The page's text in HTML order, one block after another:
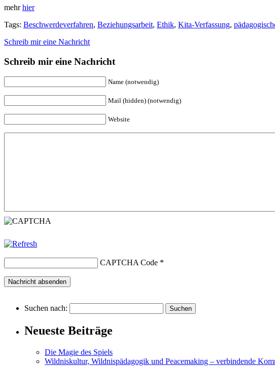
mehrhier
Tags: Beschwerdeverfahren, Beziehungsarbeit, Ethik, Kita-Verfassung,
Schreib mir eine Nachricht
Schreib mir eine Nachricht
Name (notwendig)
Mail (hidden) (notwendig)
Website
CAPTCHA Code *
Suchen nach:
Neueste Beiträge
Die Magie des Spiels
Wildniskultur, Wildnispädagogik und Peacemaking – verbindende